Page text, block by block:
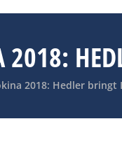
2018: Hedler bringt